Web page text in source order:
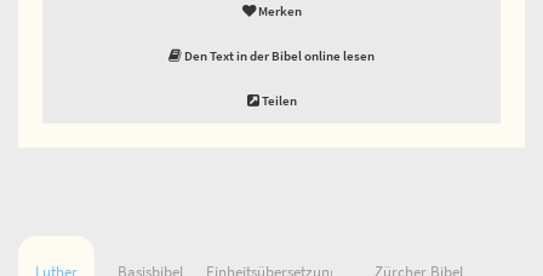
Merken
Den Text in der Bibel online lesen
Teilen
Luther Basisbibel Einheitsübersetzung Zürcher Bibel